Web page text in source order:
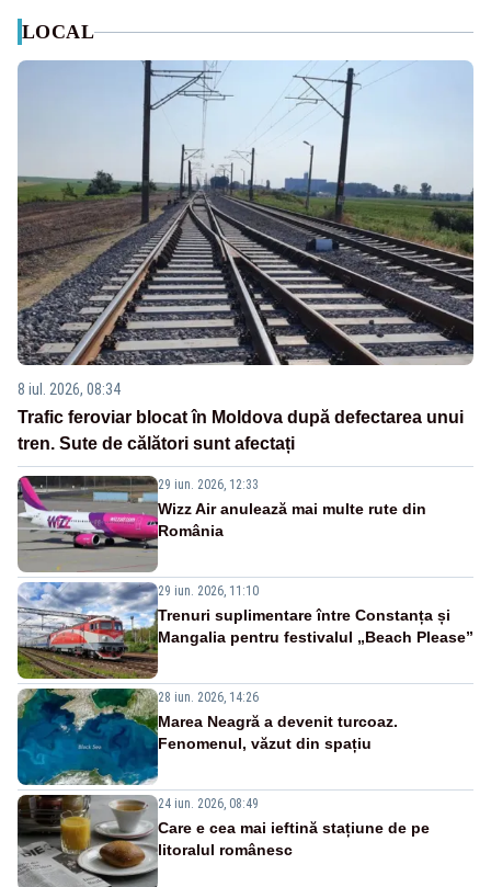
LOCAL
8 iul. 2026, 08:34
Trafic feroviar blocat în Moldova după defectarea unui
tren. Sute de călători sunt afectați
29 iun. 2026, 12:33
Wizz Air anulează mai multe rute din
România
29 iun. 2026, 11:10
Trenuri suplimentare între Constanța și
Mangalia pentru festivalul „Beach Please”
28 iun. 2026, 14:26
Marea Neagră a devenit turcoaz.
Fenomenul, văzut din spațiu
24 iun. 2026, 08:49
Care e cea mai ieftină stațiune de pe
litoralul românesc